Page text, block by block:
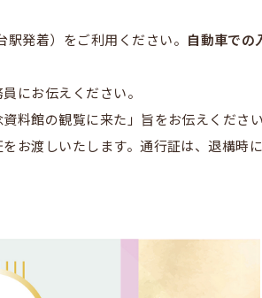
駅発着）をご利用ください。 自動車での
にお伝えください。
料館の観覧に来た」旨をお伝えくださ
お渡しいたします。通行証は、退構時